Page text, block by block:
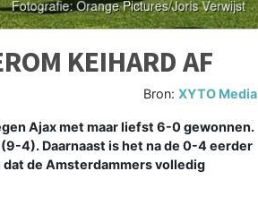
KEIHARD AF
Bron:XYTO Media
Ajax met maar liefst 6-0 gewonnen.
4). Daarnaast is het na de 0-4 eerder
de Amsterdammers volledig